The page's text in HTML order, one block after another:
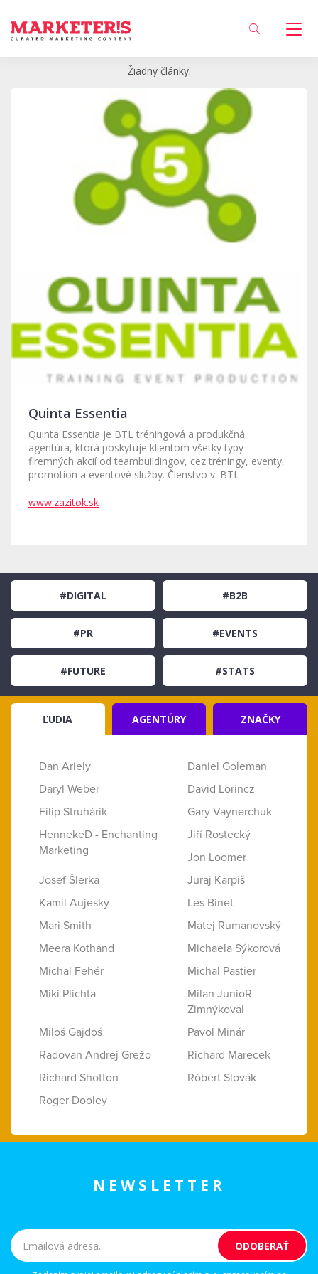
Žiadny články.
Quinta Essentia
Quinta Essentia je BTL tréningová a produkčná
agentúra, ktorá poskytuje klientom všetky typy
firemných akcií od teambuildingov, cez tréningy, eventy,
promotion a eventové služby. Členstvo v: BTL
www.zazitok.sk
#DIGITAL #B2B
#PR #EVENTS
#FUTURE #STATS
ĽUDIA AGENTÚRY ZNAČKY
Dan Ariely
Daniel Goleman
Daryl Weber
David Lörincz
Filip Struhárik
Gary Vaynerchuk
HennekeD - Enchanting
Marketing
Jiří Rostecký
Jon Loomer
Josef Šlerka
Juraj Karpiš
Kamil Aujesky
Les Binet
Mari Smith
Matej Rumanovský
Meera Kothand
Michaela Sýkorová
Michal Fehér
Michal Pastier
Miki Plichta
Milan JunioR
Zimnýkoval
Miloš Gajdoš
Pavol Minár
Radovan Andrej Grežo
Richard Marecek
Richard Shotton
Róbert Slovák
Roger Dooley
NEWSLETTER